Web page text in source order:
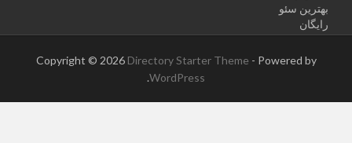
بهترین سئو
رایگان
Copyright © 2026 Directory Starter Theme - Powered by
WordPress
.